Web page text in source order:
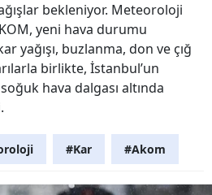
bekleniyor. Meteoroloji
yeni hava durumu
yağışı, buzlanma, don ve çığ
birlikte, İstanbul’un
hava dalgası altında
#Kar #Akom